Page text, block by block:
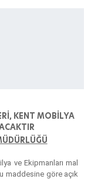
KENT MOBİLYA
ve Ekipmanları mal
maddesine göre açık